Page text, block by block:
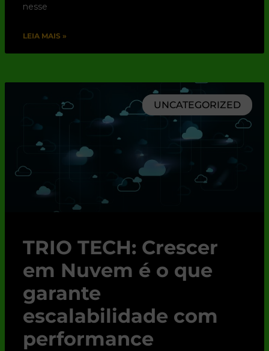
nesse
LEIA MAIS »
UNCATEGORIZED
TRIO TECH: Crescer
em Nuvem é o que
garante
escalabilidade com
performance